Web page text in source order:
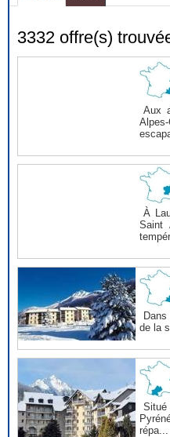
3332 offre(s)
Aux
À
Saint
de la
Situé
répa...